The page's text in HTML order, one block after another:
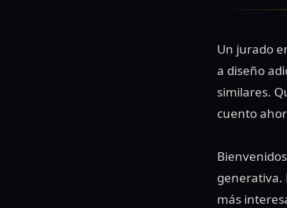
Un jurado
a diseño
similares.
cuento
generativa.
más